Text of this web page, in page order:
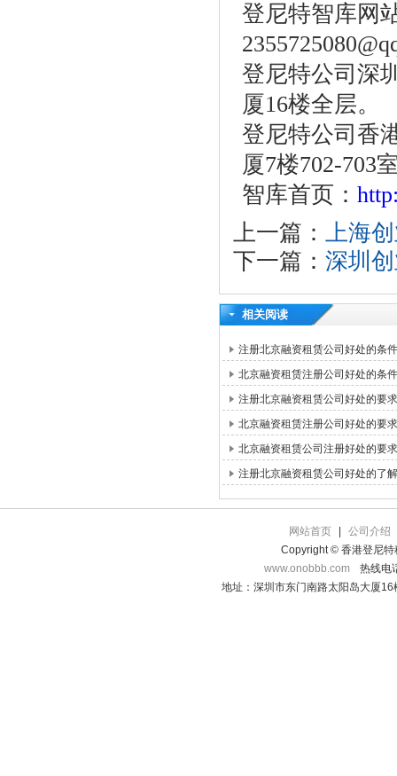
登尼特智库网
登尼特公司深
厦16楼全层。
登尼特公司香
厦7楼702-703
智库首页：
上一篇： 上海
下一篇： 深圳
相关阅读
注册北京融资租赁公司好处的条件
北京融资租赁注册公司好处的条件
注册北京融资租赁公司好处的要求
北京融资租赁注册公司好处的要求
北京融资租赁公司注册好处的要求
注册北京融资租赁公司好处的了解
网站首页
公司介绍
Copyright © 香港登尼特
www.onobbb.com
热线电
地址：深圳市东门南路太阳岛大厦